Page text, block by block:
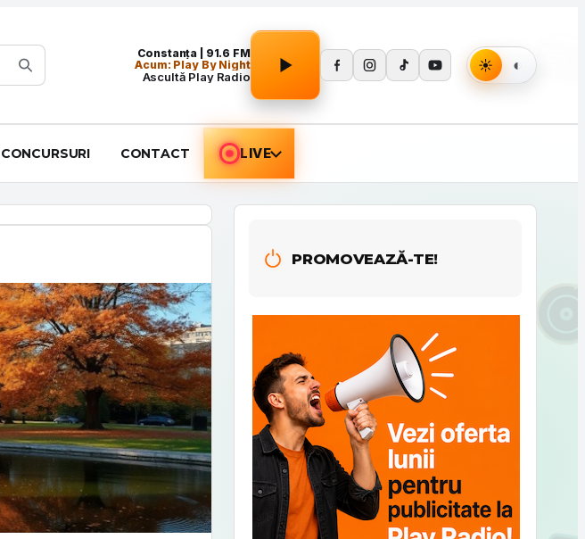
Constanța | 91.6 FM
Acum: Play By Night
Ascultă Play Radio
Apasă Play pentru a porni redarea.
CONCURSURI CONTACT LIVE
PROMOVEAZĂ-TE!